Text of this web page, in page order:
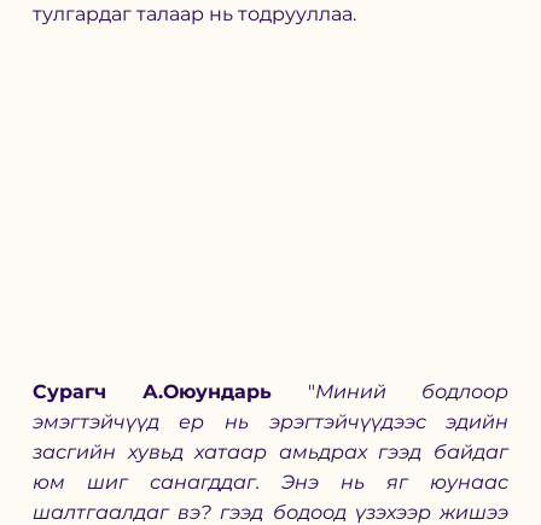
тулгардаг талаар нь тодрууллаа.
Сурагч А.Оюундарь "Миний бодлоор
эмэгтэйчүүд ер нь эрэгтэйчүүдээс эдийн
засгийн хувьд хатаар амьдрах гээд байдаг
юм шиг санагддаг. Энэ нь яг юунаас
шалтгаалдаг вэ? гээд бодоод үзэхээр жишээ